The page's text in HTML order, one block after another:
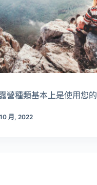
營種類基本上是使用您
月, 2022